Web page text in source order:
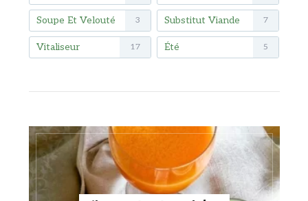
Soupe Et Velouté 3 Substitut Viande 7
Vitaliseur 17 Été 5